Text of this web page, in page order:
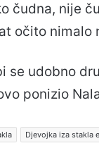
čudna, nije
očito nimalo
se udobno
ponizio
Djevojka iza stakla